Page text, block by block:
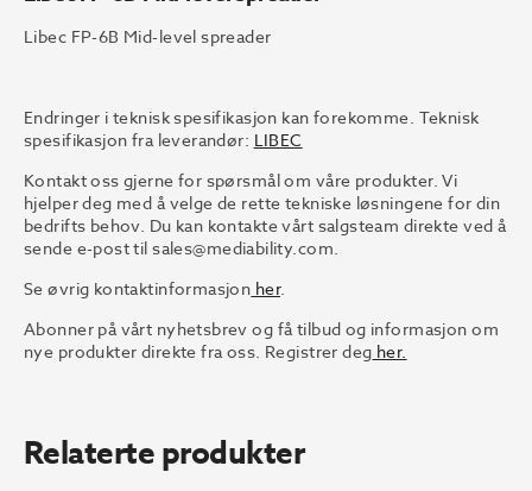
Libec FP-6B Mid-level spreader
Endringer i teknisk spesifikasjon kan forekomme. Teknisk
spesifikasjon fra leverandør: LIBEC
Kontakt oss gjerne for spørsmål om våre produkter. Vi
hjelper deg med å velge de rette tekniske løsningene for din
bedrifts behov. Du kan kontakte vårt salgsteam direkte ved å
sende e-post tilsales@mediability.com.
Se øvrig kontaktinformasjon her.
Abonner på vårt nyhetsbrev og få tilbud og informasjon om
nye produkter direkte fra oss. Registrer deg her.
Relaterte produkter